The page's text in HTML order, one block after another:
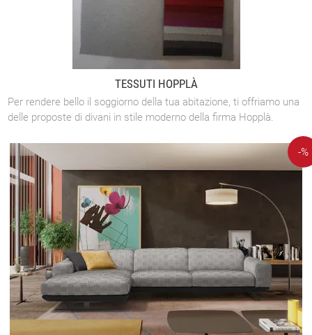
TESSUTI HOPPLÀ
Per rendere bello il soggiorno della tua abitazione, ti offriamo una
delle proposte di divani in stile moderno della firma Hopplà.
-%